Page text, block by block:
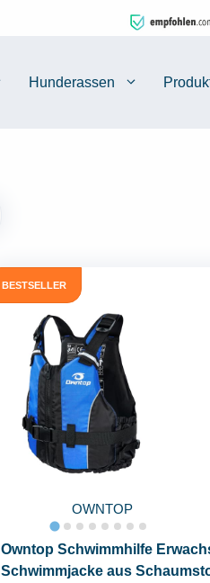
Hunderassen
BESTSELLER
OWNTOP
Owntop Schwimmhilfe
Schwimmjacke aus